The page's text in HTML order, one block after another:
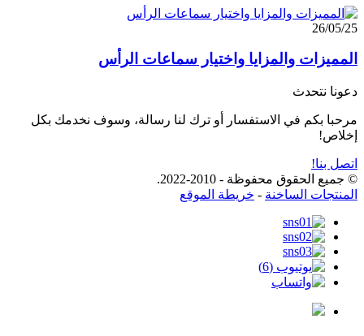
26/05/25
المميزات والمزايا واختيار سماعات الرأس
دعونا نتحدث
مرحبا بكم في الاستفسار أو ترك لنا رسالة، وسوف نخدمك بكل
إخلاص!
اتصل بنا!
© جميع الحقوق محفوظة - 2010-2022.
المنتجات الساخنة - خريطة الموقع